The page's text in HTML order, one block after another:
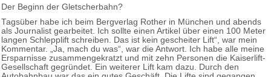
Der Beginn der Gletscherbahn?
Tagsüber habe ich beim Bergverlag Rother in München und abends
als Journalist gearbeitet. Ich sollte einen Artikel über einen 100 Meter
langen Schlepplift schreiben. Das ist kein gescheiter Lift“, war mein
Kommentar. „Ja, mach du was“, war die Antwort. Ich habe alle meine
Ersparnisse zusammengekratzt und mit zehn Personen die Kaiserlift-
Gesellschaft gegründet. Ein weiterer Lift kam dazu. Durch den